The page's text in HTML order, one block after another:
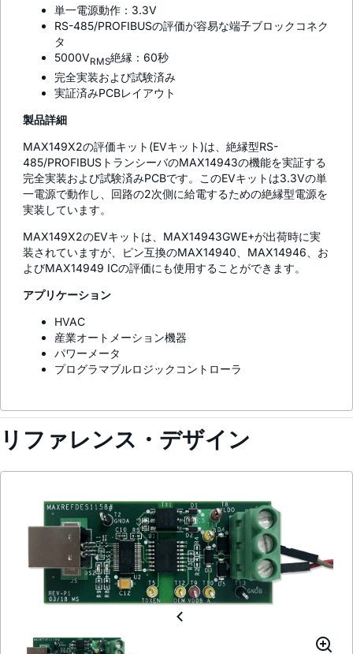
単一電源動作：3.3V
RS-485/PROFIBUSの評価が容易な端子ブロックコネク
タ
5000VRMS絶縁：60秒
完全実装および試験済み
実証済みPCBレイアウト
製品詳細
MAX149X2の評価キット(EVキット)は、絶縁型RS-
485/PROFIBUSトランシーバのMAX14943の機能を実証する
完全実装および試験済みPCBです。このEVキットは3.3Vの単
一電源で動作し、回路の2次側に給電するための絶縁型電源を
実装しています。
MAX149X2のEVキットは、MAX14943GWE+が出荷時に実
装されていますが、ピン互換のMAX14940、MAX14946、お
よびMAX14949 ICの評価にも使用することができます。
アプリケーション
HVAC
産業オートメーション機器
パワーメータ
プログラマブルロジックコントローラ
リファレンス・デザイン